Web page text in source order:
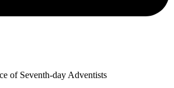
of Seventh-day Adventists